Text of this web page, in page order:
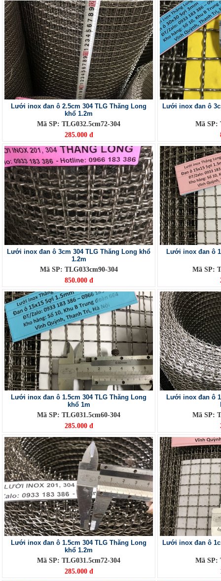
Lưới inox đan ô 2.5cm 304 TLG Thăng Long
khổ 1.2m
Mã SP: TLG032.5cm72-304
285.000 đ
Lưới inox đan ô
Mã SP:
Lưới inox đan ô 3cm 304 TLG Thăng Long khổ
1.2m
Mã SP: TLG033cm90-304
850.000 đ
Lưới inox đan ô
Mã SP:
Lưới inox đan ô 1.5cm 304 TLG Thăng Long
khổ 1m
Mã SP: TLG031.5cm60-304
285.000 đ
Lưới inox đan ô
Mã SP:
Lưới inox đan ô 1.5cm 304 TLG Thăng Long
khổ 1.2m
Mã SP: TLG031.5cm72-304
285.000 đ
Lưới inox đan ô
Mã SP: